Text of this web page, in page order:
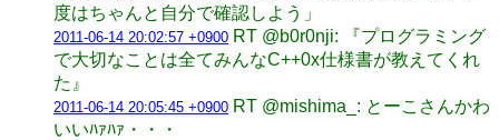
度はちゃんと自分で確認しよう」
2011-06-14 20:02:57 +0900 RT @b0r0nji: 『プログラミング
で大切なことは全てみんなC++0x仕様書が教えてくれ
た』
2011-06-14 20:05:45 +0900 RT @mishima_: とーこさんかわ
いいﾊｧﾊｧ・・・